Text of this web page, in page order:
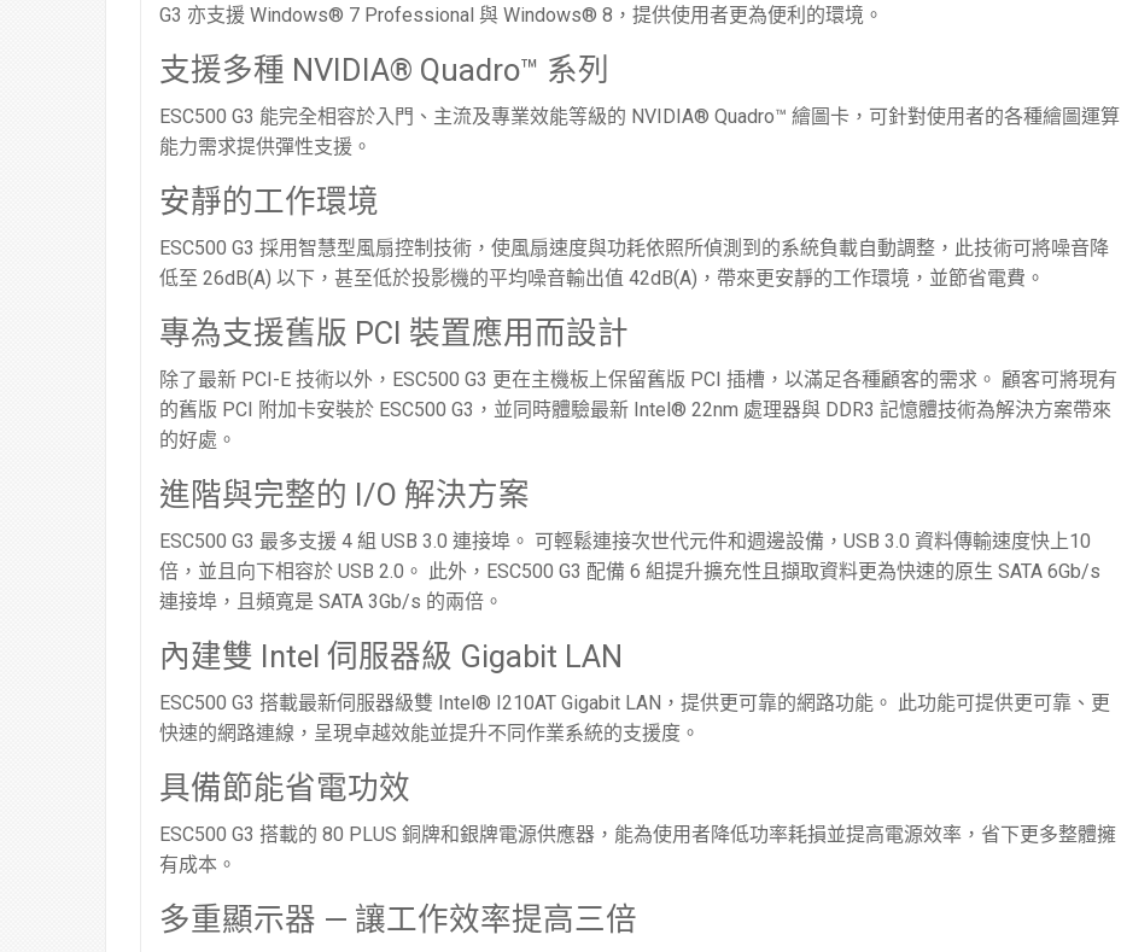
G3 亦支援 Windows® 7 Professional 與 Windows® 8，提供使用者更為便利的環境。
支援多種 NVIDIA® Quadro™ 系列
ESC500 G3 能完全相容於入門、主流及專業效能等級的 NVIDIA® Quadro™ 繪圖卡，可針對使用者的各種繪圖運算
能力需求提供彈性支援。
安靜的工作環境
ESC500 G3 採用智慧型風扇控制技術，使風扇速度與功耗依照所偵測到的系統負載自動調整，此技術可將噪音降
低至 26dB(A) 以下，甚至低於投影機的平均噪音輸出值 42dB(A)，帶來更安靜的工作環境，並節省電費。
專為支援舊版 PCI 裝置應用而設計
除了最新 PCI-E 技術以外，ESC500 G3 更在主機板上保留舊版 PCI 插槽，以滿足各種顧客的需求。 顧客可將現有
的舊版 PCI 附加卡安裝於 ESC500 G3，並同時體驗最新 Intel® 22nm 處理器與 DDR3 記憶體技術為解決方案帶來
的好處。
進階與完整的 I/O 解決方案
ESC500 G3 最多支援 4 組 USB 3.0 連接埠。 可輕鬆連接次世代元件和週邊設備，USB 3.0 資料傳輸速度快上10
倍，並且向下相容於 USB 2.0。 此外，ESC500 G3 配備 6 組提升擴充性且擷取資料更為快速的原生 SATA 6Gb/s
連接埠，且頻寬是 SATA 3Gb/s 的兩倍。
內建雙 Intel 伺服器級 Gigabit LAN
ESC500 G3 搭載最新伺服器級雙 Intel® I210AT Gigabit LAN，提供更可靠的網路功能。 此功能可提供更可靠、更
快速的網路連線，呈現卓越效能並提升不同作業系統的支援度。
具備節能省電功效
ESC500 G3 搭載的 80 PLUS 銅牌和銀牌電源供應器，能為使用者降低功率耗損並提高電源效率，省下更多整體擁
有成本。
多重顯示器 — 讓工作效率提高三倍